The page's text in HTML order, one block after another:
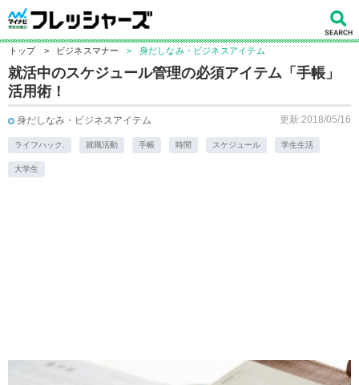
トップ > ビジネスマナー > 身だしなみ・ビジネスアイテム
就活中のスケジュール管理の必須アイテム「手帳」
活用術！
身だしなみ・ビジネスアイテム 更新:2018/05/16
ライフハック. 就職活動 手帳 時間 スケジュール 学生生活
大学生